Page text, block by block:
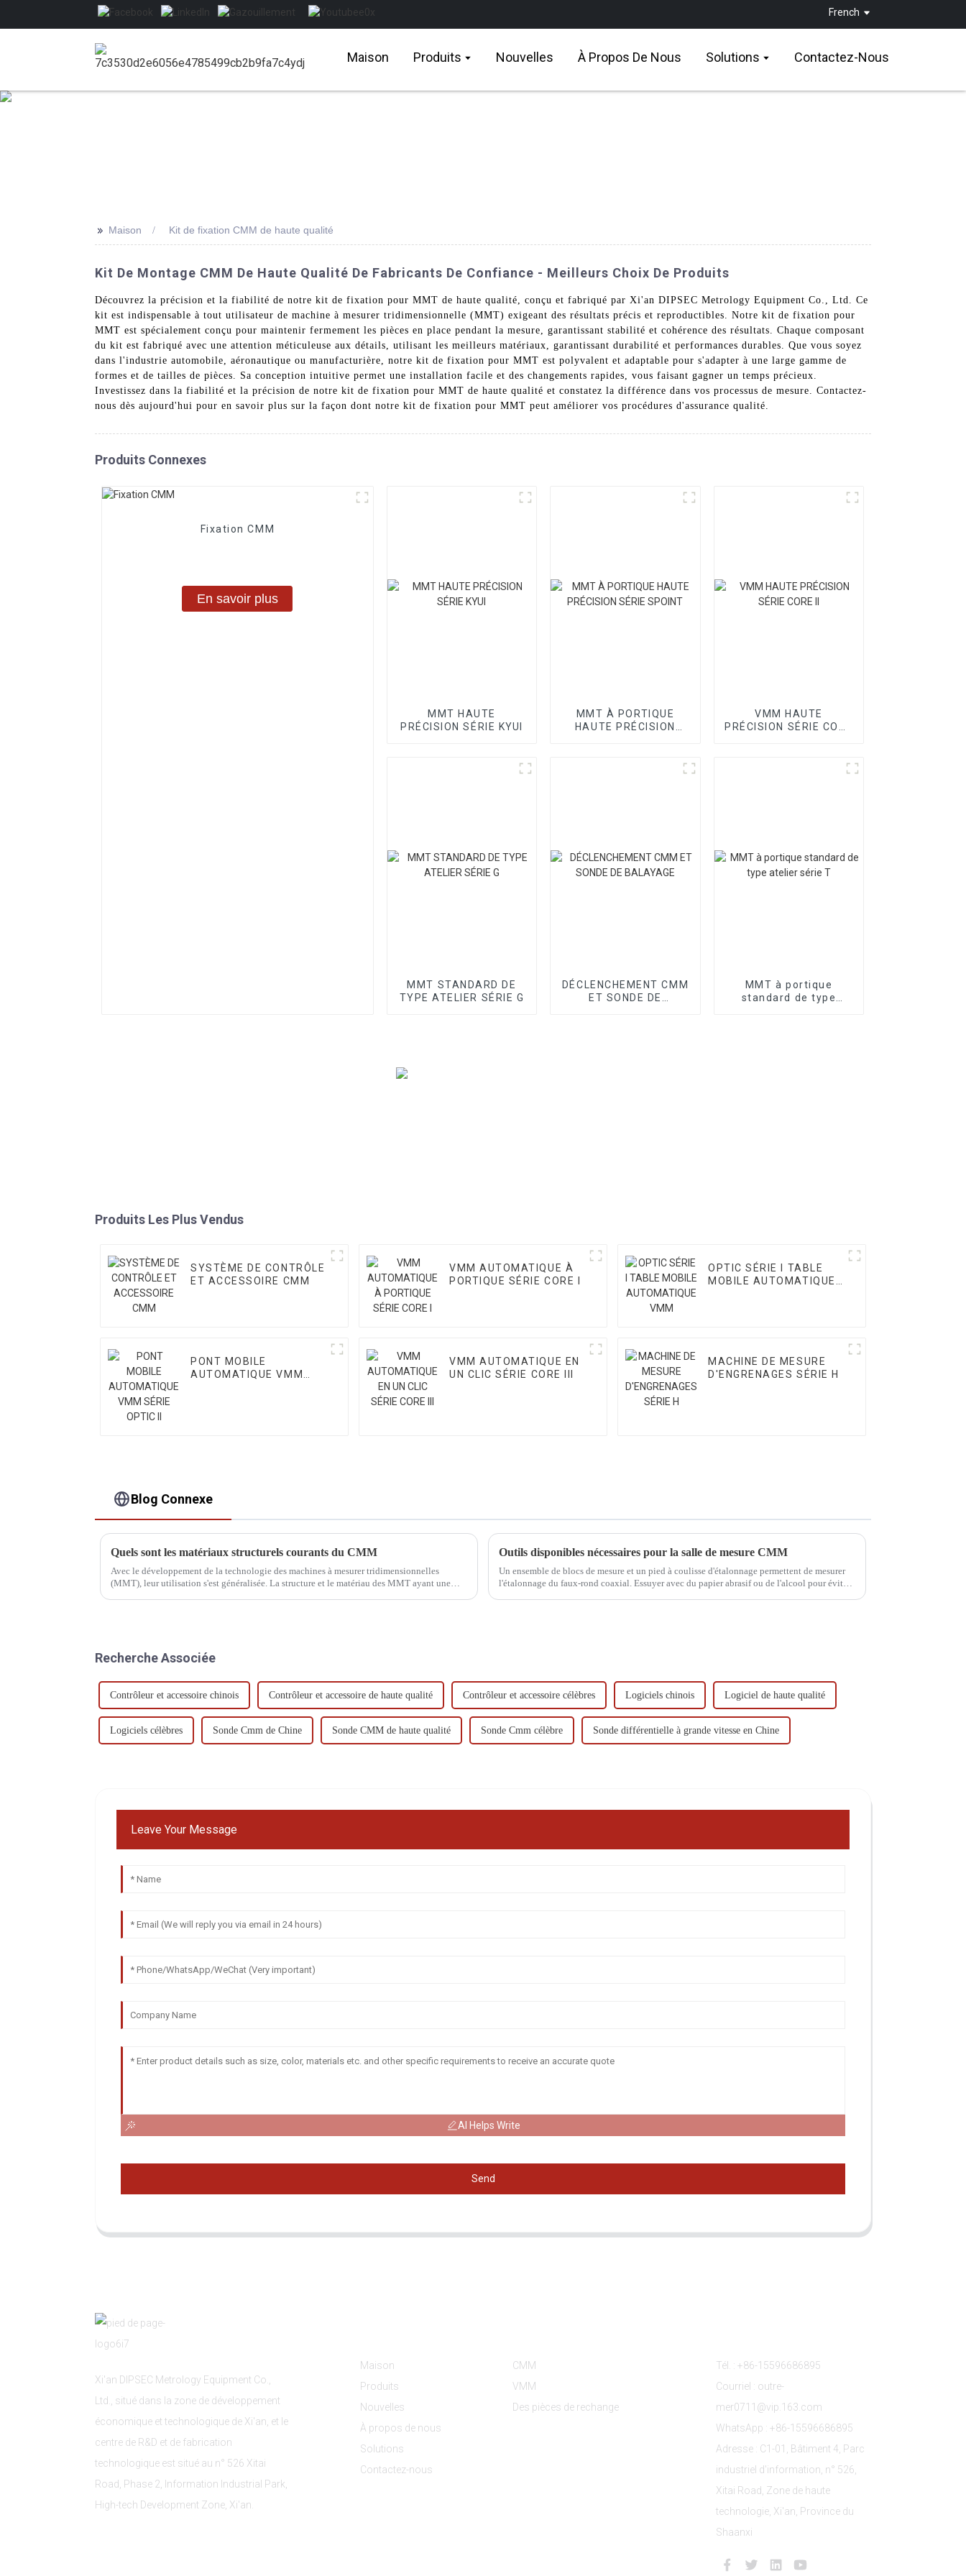
French
Maison Produits Nouvelles À Propos De Nous Solutions Contactez-Nous
>> Maison Kit de fixation CMM de haute qualité
Kit De Montage CMM De Haute Qualité De Fabricants De Confiance - Meilleurs Choix De Produits
Découvrez la précision et la fiabilité de notre kit de fixation pour MMT de haute qualité, conçu et fabriqué par Xi'an DIPSEC Metrology Equipment Co., Ltd. Ce
kit est indispensable à tout utilisateur de machine à mesurer tridimensionnelle (MMT) exigeant des résultats précis et reproductibles. Notre kit de fixation pour
MMT est spécialement conçu pour maintenir fermement les pièces en place pendant la mesure, garantissant stabilité et cohérence des résultats. Chaque composant
du kit est fabriqué avec une attention méticuleuse aux détails, utilisant les meilleurs matériaux, garantissant durabilité et performances durables. Que vous soyez
dans l'industrie automobile, aéronautique ou manufacturière, notre kit de fixation pour MMT est polyvalent et adaptable pour s'adapter à une large gamme de
formes et de tailles de pièces. Sa conception intuitive permet une installation facile et des changements rapides, vous faisant gagner un temps précieux.
Investissez dans la fiabilité et la précision de notre kit de fixation pour MMT de haute qualité et constatez la différence dans vos processus de mesure. Contactez-
nous dès aujourd'hui pour en savoir plus sur la façon dont notre kit de fixation pour MMT peut améliorer vos procédures d'assurance qualité.
Produits Connexes
Fixation CMM
En savoir plus
MMT HAUTE
PRÉCISION SÉRIE KYUI
MMT À PORTIQUE
HAUTE PRÉCISION
VMM HAUTE
PRÉCISION SÉRIE CORE
MMT STANDARD DE
TYPE ATELIER SÉRIE G
DÉCLENCHEMENT CMM
ET SONDE DE
MMT à portique
standard de type
Produits Les Plus Vendus
SYSTÈME DE CONTRÔLE
ET ACCESSOIRE CMM
VMM AUTOMATIQUE À
PORTIQUE SÉRIE CORE I
OPTIC SÉRIE I TABLE
MOBILE AUTOMATIQUE
PONT MOBILE
AUTOMATIQUE VMM
VMM AUTOMATIQUE EN
UN CLIC SÉRIE CORE III
MACHINE DE MESURE
D'ENGRENAGES SÉRIE H
Blog Connexe
Quels sont les matériaux structurels courants du CMM
Avec le développement de la technologie des machines à mesurer tridimensionnelles
(MMT), leur utilisation s'est généralisée. La structure et le matériau des MMT ayant une
Outils disponibles nécessaires pour la salle de mesure CMM
Un ensemble de blocs de mesure et un pied à coulisse d'étalonnage permettent de mesurer
l'étalonnage du faux-rond coaxial. Essuyer avec du papier abrasif ou de l'alcool pour éviter
Recherche Associée
Contrôleur et accessoire chinois Contrôleur et accessoire de haute qualité Contrôleur et accessoire célèbres Logiciels chinois Logiciel de haute qualité
Logiciels célèbres Sonde Cmm de Chine Sonde CMM de haute qualité Sonde Cmm célèbre Sonde différentielle à grande vitesse en Chine
Leave Your Message
AI Helps Write
Send
Xi'an DIPSEC Metrology Equipment Co.,
Ltd., situé dans la zone de développement
économique et technologique de Xi'an, et le
centre de R&D et de fabrication
technologique est situé au n° 526 Xitai
Road, Phase 2, Information Industrial Park,
High-tech Development Zone, Xi'an.
Maison
Produits
Nouvelles
À propos de nous
Solutions
Contactez-nous
CMM
VMM
Des pièces de rechange
Tél. : +86-15596686895
Courriel : outre-
mer0711@vip.163.com
WhatsApp : +86-15596686895
Adresse : C1-01, Bâtiment 4, Parc
industriel d'information, n° 526,
Xitai Road, Zone de haute
technologie, Xi'an, Province du
Shaanxi